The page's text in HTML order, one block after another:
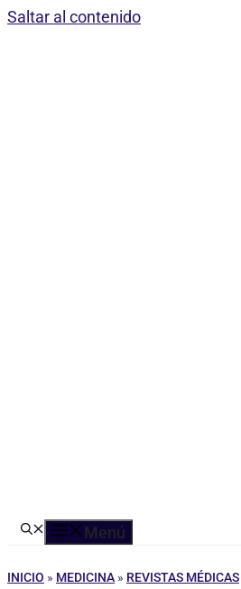
Saltar al contenido
Menú
INICIO » MEDICINA » REVISTAS MÉDICAS